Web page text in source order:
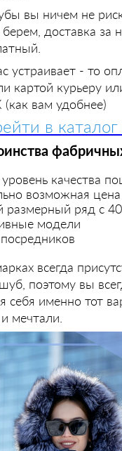
вы ничем не
доставка за
устраивает - то
картой курьеру
вам удобнее)
в
качества
возможная цена
ряд с
модели
всегда
поэтому вы
себя именно тот
мечтали.